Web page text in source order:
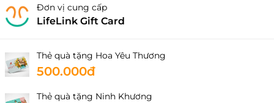
Đơn vị cung cấp
LifeLink Gift Card
Thẻ quà tặng Hoa Yêu Thương
500.000đ
Thẻ quà tặng Ninh Khương